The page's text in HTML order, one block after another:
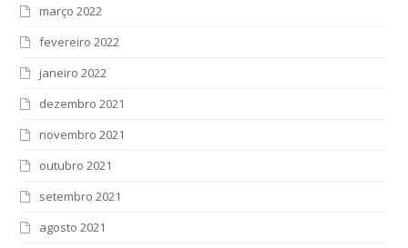
março 2022
fevereiro 2022
janeiro 2022
dezembro 2021
novembro 2021
outubro 2021
setembro 2021
agosto 2021